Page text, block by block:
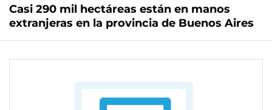
Casi 290 mil hectáreas están en manos
extranjeras en la provincia de Buenos Aires